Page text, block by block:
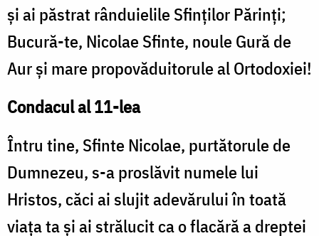
şi ai păstrat rânduielile Sfinţilor Părinţi;
Bucură-te, Nicolae Sfinte, noule Gură de
Aur şi mare propovăduitorule al Ortodoxiei!
Condacul al 11-lea
Întru tine, Sfinte Nicolae, purtătorule de
Dumnezeu, s-a proslăvit numele lui
Hristos, căci ai slujit adevărului în toată
viaţa ta şi ai strălucit ca o flacără a dreptei